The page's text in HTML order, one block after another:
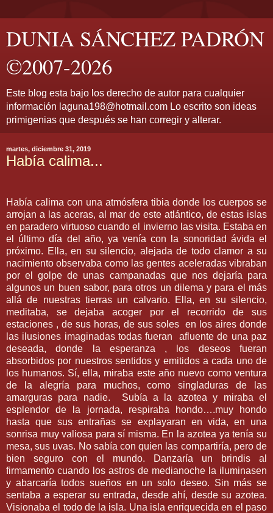
DUNIA SÁNCHEZ PADRÓN
©2007-2026
Este blog esta bajo los derecho de autor para cualquier
información laguna198@hotmail.com Lo escrito son ideas
primigenias que después se han corregir y alterar.
martes, diciembre 31, 2019
Había calima...
Había calima con una atmósfera tibia donde los cuerpos se
arrojan a las aceras, al mar de este atlántico, de estas islas
en paradero virtuoso cuando el invierno las visita. Estaba en
el último día del año, ya venía con la sonoridad ávida el
próximo. Ella, en su silencio, alejada de todo clamor a su
nacimiento observaba como las gentes aceleradas vibraban
por el golpe de unas campanadas que nos dejaría para
algunos un buen sabor, para otros un dilema y para el más
allá de nuestras tierras un calvario. Ella, en su silencio,
meditaba, se dejaba acoger por el recorrido de sus
estaciones , de sus horas, de sus soles en los aires donde
las ilusiones imaginadas todas fueran
afluente de una paz
deseada, donde la esperanza , los deseos fueran
absorbidos por nuestros sentidos y emitidos a cada uno de
los humanos. Sí, ella, miraba este año nuevo como ventura
de la alegría para muchos, como singladuras de las
amarguras para nadie.
Subía a la azotea y miraba el
esplendor de la jornada, respiraba hondo….muy hondo
hasta que sus entrañas se explayaran en vida, en una
sonrisa muy valiosa para sí misma. En la azotea ya tenía su
mesa, sus uvas. No sabía con quien las compartiría, pero de
bien seguro con el mundo. Danzaría un brindis al
firmamento cuando los astros de medianoche la iluminasen
y abarcaría todos sueños en un solo deseo. Sin más se
sentaba a esperar su entrada, desde ahí, desde su azotea.
Visionaba el todo de la isla. Una isla enriquecida en el paso